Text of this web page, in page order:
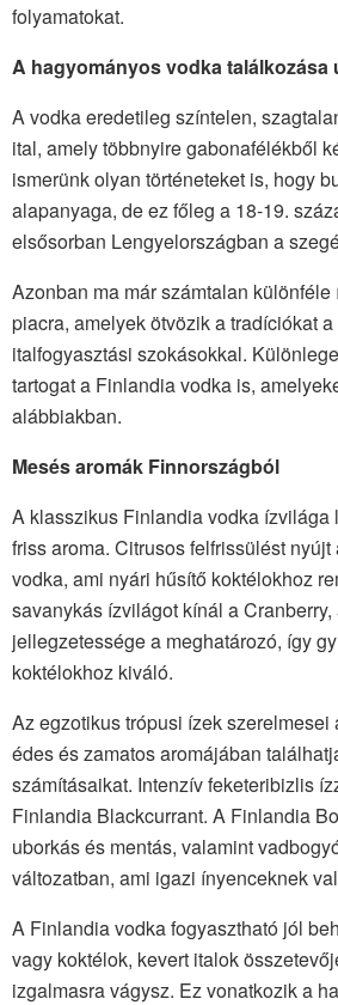
folyamatokat.
A hagyományos vodka találkozása
A vodka eredetileg színtelen,
ital, amely többnyire gabonafélékből
ismerünk olyan történeteket is, hogy
alapanyaga, de ez főleg a 18-19.
elsősorban Lengyelországban a
Azonban ma már számtalan
piacra, amelyek ötvözik a tradíciókat
italfogyasztási szokásokkal.
tartogat a Finlandia vodka is,
alábbiakban.
Mesés aromák Finnországból
A klasszikus Finlandia vodka ízvilága
friss aroma. Citrusos felfrissülést
vodka, ami nyári hűsítő koktélokhoz
savanykás ízvilágot kínál a
jellegzetessége a meghatározó, így
koktélokhoz kiváló.
Az egzotikus trópusi ízek
édes és zamatos aromájában
számításaikat. Intenzív feketeribizlis
Finlandia Blackcurrant. A Finlandia
uborkás és mentás, valamint
változatban, ami igazi ínyenceknek
A Finlandia vodka fogyasztható jól
vagy koktélok, kevert italok
izgalmasra vágysz. Ez vonatkozik a